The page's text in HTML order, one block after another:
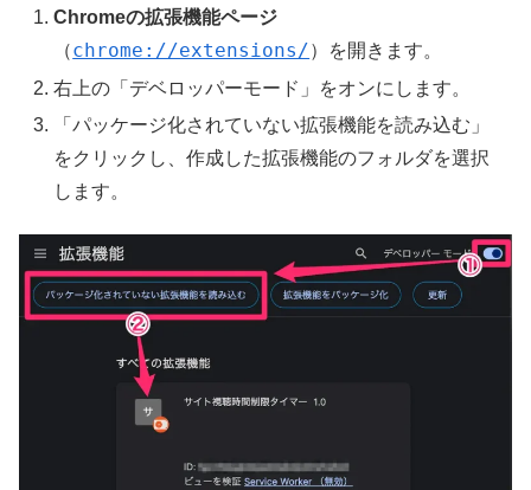
Chromeの拡張機能ページ
（chrome://extensions/）を開きます。
右上の「デベロッパーモード」をオンにします。
「パッケージ化されていない拡張機能を読み込む」
をクリックし、作成した拡張機能のフォルダを選択
します。